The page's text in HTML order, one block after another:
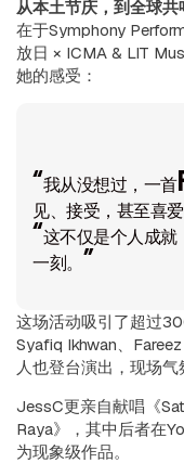
从本土节庆，到全球共
在于Symphony
放日 × ICMA & LIT
她的感受：
“我从没想过，一
见、接受，甚至喜
“这不仅是个人成
一刻。”
这场活动吸引了超过
Syafiq Ikhwan、
人也登台演出，现场气
JessC更亲自献唱《
Raya》，其中后者在
为现象级作品。